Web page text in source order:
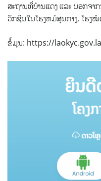
ສະຖານທີ່ບ້ານແດງ ແລະ ນອກຈາ
ວັກຊີນໃນໂຮງຫມໍສູນກາງ, ໂຮງໝໍ
ຂໍ້ມູນ: https://